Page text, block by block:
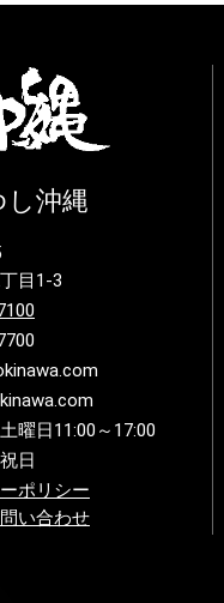
し沖縄
目1-3
曜日11:00～17:00
日
ポリシー
い合わせ